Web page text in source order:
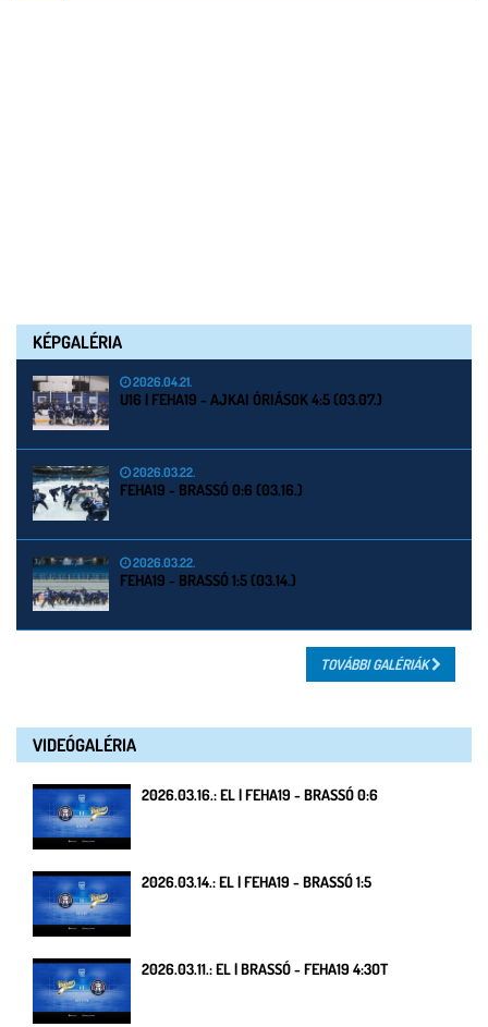
KÉPGALÉRIA
2026.04.21.
U16 | FEHA19 - AJKAI ÓRIÁSOK 4:5 (03.07.)
2026.03.22.
FEHA19 - BRASSÓ 0:6 (03.16.)
2026.03.22.
FEHA19 - BRASSÓ 1:5 (03.14.)
TOVÁBBI GALÉRIÁK
VIDEÓGALÉRIA
2026.03.16.: EL | FEHA19 - BRASSÓ 0:6
2026.03.14.: EL | FEHA19 - BRASSÓ 1:5
2026.03.11.: EL | BRASSÓ - FEHA19 4:3OT